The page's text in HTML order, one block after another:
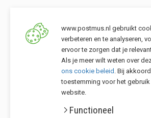
www.postmus.nl gebruikt
verbeteren en te analyseren,
ervoor te zorgen dat je
Als je meer wilt weten over
ons cookie beleid . Bij
toestemming voor het
website.
Functioneel